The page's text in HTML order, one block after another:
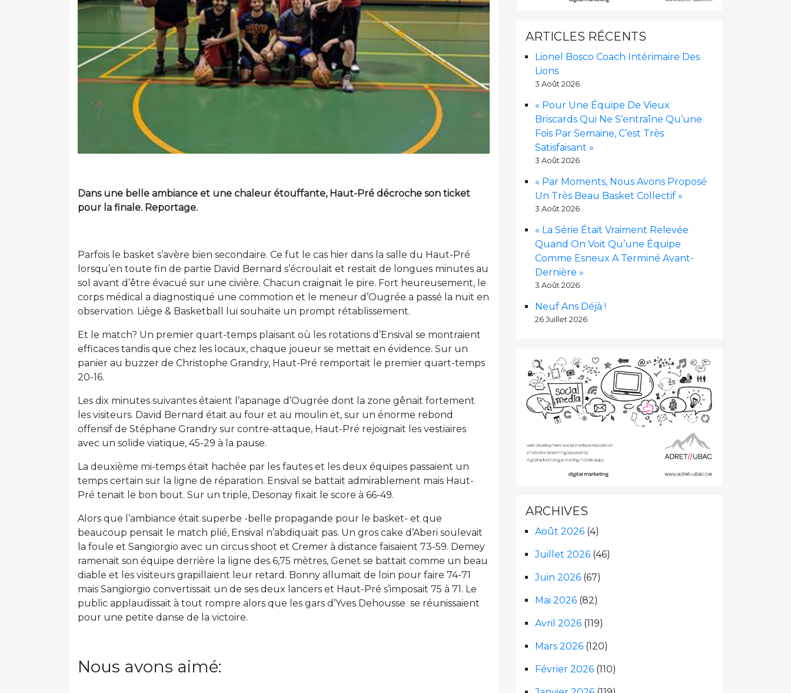
Dans une belle ambiance et une chaleur étouffante, Haut-Pré décroche son ticket
pour la finale. Reportage.
Parfois le basket s’avère bien secondaire. Ce fut le cas hier dans la salle du Haut-Pré
lorsqu’en toute fin de partie David Bernard s’écroulait et restait de longues minutes au
sol avant d’être évacué sur une civière. Chacun craignait le pire. Fort heureusement, le
corps médical a diagnostiqué une commotion et le meneur d’Ougrée a passé la nuit en
observation. Liège & Basketball lui souhaite un prompt rétablissement.
Et le match? Un premier quart-temps plaisant où les rotations d’Ensival se montraient
efficaces tandis que chez les locaux, chaque joueur se mettait en évidence. Sur un
panier au buzzer de Christophe Grandry, Haut-Pré remportait le premier quart-temps
20-16.
Les dix minutes suivantes étaient l’apanage d’Ougrée dont la zone gênait fortement
les visiteurs. David Bernard était au four et au moulin et, sur un énorme rebond
offensif de Stéphane Grandry sur contre-attaque, Haut-Pré rejoignait les vestiaires
avec un solide viatique, 45-29 à la pause.
La deuxième mi-temps était hachée par les fautes et les deux équipes passaient un
temps certain sur la ligne de réparation. Ensival se battait admirablement mais Haut-
Pré tenait le bon bout. Sur un triple, Desonay fixait le score à 66-49.
Alors que l’ambiance était superbe -belle propagande pour le basket- et que
beaucoup pensait le match plié, Ensival n’abdiquait pas. Un gros cake d’Aberi soulevait
la foule et Sangiorgio avec un circus shoot et Cremer à distance faisaient 73-59. Demey
ramenait son équipe derrière la ligne des 6,75 mètres, Genet se battait comme un beau
diable et les visiteurs grapillaient leur retard. Bonny allumait de loin pour faire 74-71
mais Sangiorgio convertissait un de ses deux lancers et Haut-Pré s’imposait 75 à 71. Le
public applaudissait à tout rompre alors que les gars d’Yves Dehousse se réunissaient
pour une petite danse de la victoire.
Nous avons aimé:
ARTICLES RÉCENTS
Lionel Bosco Coach Intérimaire Des
Lions
3 Août 2026
« Pour Une Équipe De Vieux
Briscards Qui Ne S’entraîne Qu’une
Fois Par Semaine, C’est Très
Satisfaisant »
3 Août 2026
« Par Moments, Nous Avons Proposé
Un Très Beau Basket Collectif »
3 Août 2026
« La Série Était Vraiment Relevée
Quand On Voit Qu’une Équipe
Comme Esneux A Terminé Avant-
Dernière »
3 Août 2026
Neuf Ans Déjà !
26 Juillet 2026
ARCHIVES
Août 2026 (4)
Juillet 2026 (46)
Juin 2026 (67)
Mai 2026 (82)
Avril 2026 (119)
Mars 2026 (120)
Février 2026 (110)